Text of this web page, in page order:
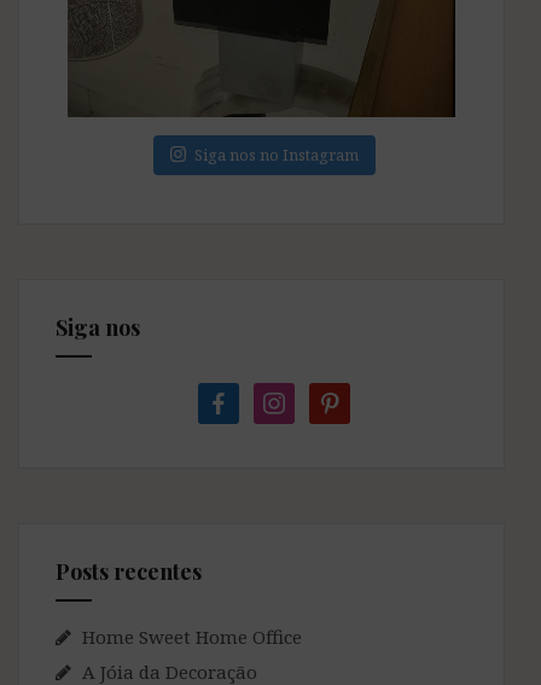
Siga nos no Instagram
Siga nos
facebookinstagrampinterest
Posts recentes
Home Sweet Home Office
A Jóia da Decoração